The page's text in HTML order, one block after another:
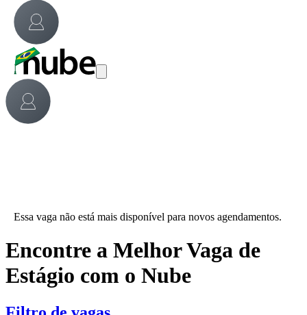
Essa vaga não está mais disponível para novos agendamentos.
Encontre a Melhor Vaga de
Estágio com o Nube